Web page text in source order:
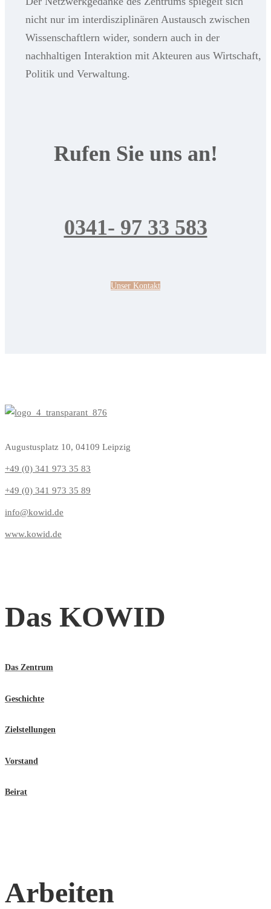
nicht nur im interdisziplinären Austausch zwischen
Wissenschaftlern wider, sondern auch in der
nachhaltigen Interaktion mit Akteuren aus Wirtschaft,
Politik und Verwaltung.
Rufen Sie uns an!
0341- 97 33 583
Unser Kontakt
Augustusplatz 10, 04109 Leipzig
+49 (0) 341 973 35 83
+49 (0) 341 973 35 89
info@kowid.de
www.kowid.de
Das KOWID
Das Zentrum
Geschichte
Zielstellungen
Vorstand
Beirat
Arbeiten